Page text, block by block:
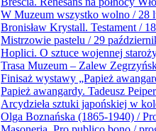
W Muzeum wszystko wolno / 28
Bronisław Krystall. Testament /
Mistrzowie pastelu / 29
Hoplici. O sztuce wojennej
Trasa Muzeum – Zalew
Finisaż wystawy „Papież
Papież awangardy. Tadeusz
Arcydzieła sztuki japońskiej w
Olga Boznańska (1865-1940) /